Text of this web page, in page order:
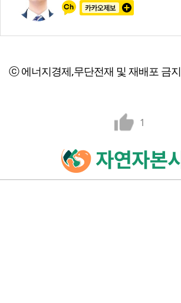
ⓒ 에너지경제,무단전재 및 재배포 금지
1